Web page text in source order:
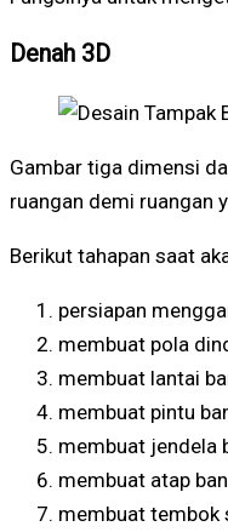
Denah 3D
Gambar tiga dimensi
ruangan demi ruangan
Berikut tahapan saat
persiapan
membuat pola
membuat lantai
membuat pintu
membuat jendela
membuat atap
membuat tembok